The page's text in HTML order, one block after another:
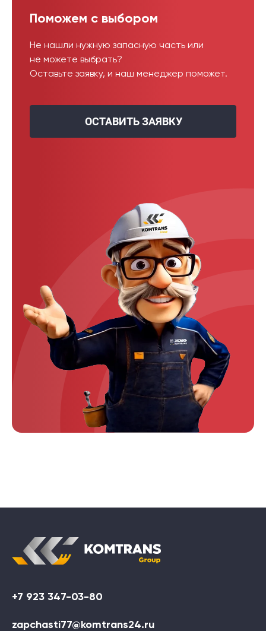
Поможем с выбором
Не нашли нужную запасную часть или
не можете выбрать?
Оставьте заявку, и наш менеджер поможет.
ОСТАВИТЬ ЗАЯВКУ
+7 923 347-03-80
zapchasti77@komtrans24.ru